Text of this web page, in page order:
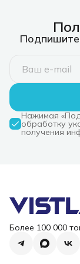
Black, Rus/
009807]
Нажимая
обработку
получения
Более 100 000